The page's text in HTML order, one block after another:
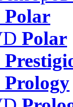
Polar
Polar
Prology